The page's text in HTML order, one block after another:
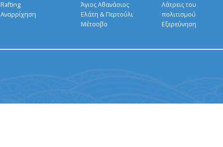
Rafting
Αναρρίχηση
Άγιος Αθανάσιος
Ελάτη & Περτούλι
Μέτσοβο
Λάτρεις του
πολιτισμού
Εξερεύνηση